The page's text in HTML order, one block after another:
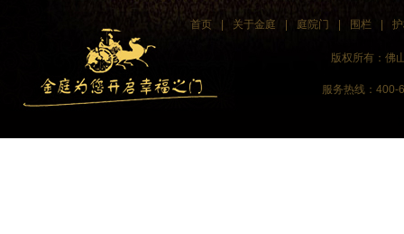
首页 关于金庭 庭院门 围栏
版权所有：佛
服务热线：400-